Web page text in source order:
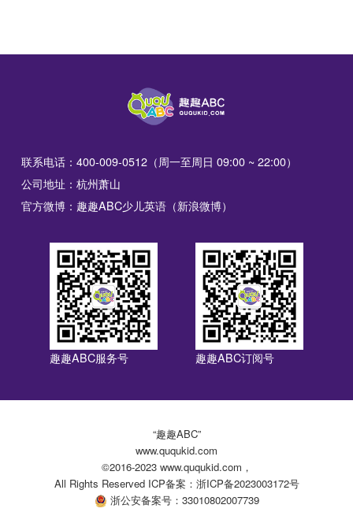
联系电话：400-009-0512（周一至周日 09:00 ~ 22:00）
公司地址：杭州萧山
官方微博：趣趣ABC少儿英语（新浪微博）
趣趣ABC服务号 趣趣ABC订阅号
“趣趣ABC”
www.ququkid.com
©2016-2023 www.ququkid.com，
All Rights Reserved ICP备案：浙ICP备2023003172号
浙公安备案号：33010802007739